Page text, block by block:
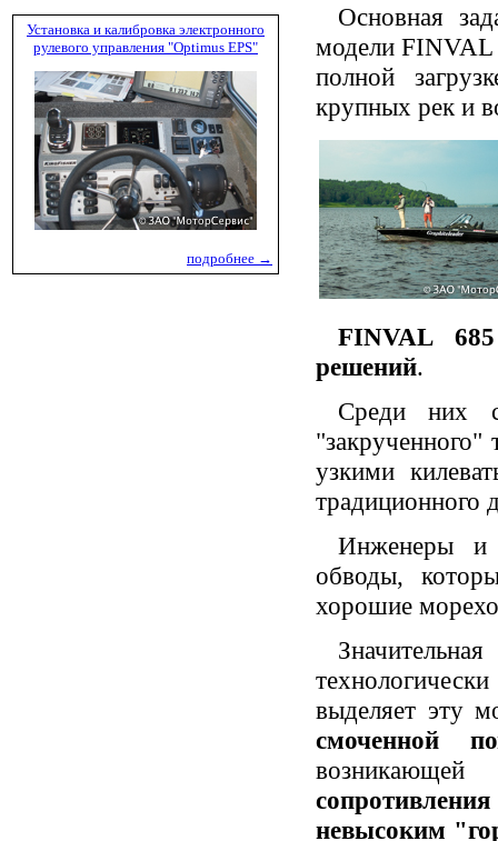
Установка и калибровка электронного
рулевого управления "Optimus EPS"
подробнее →
Основная
модели FINVAL
полной
крупных рек и
FINVAL
решений.
Среди них
узкими
традиционного
Инженеры и
обводы,
хорошие
выделяет эту
смоченной
невысоким